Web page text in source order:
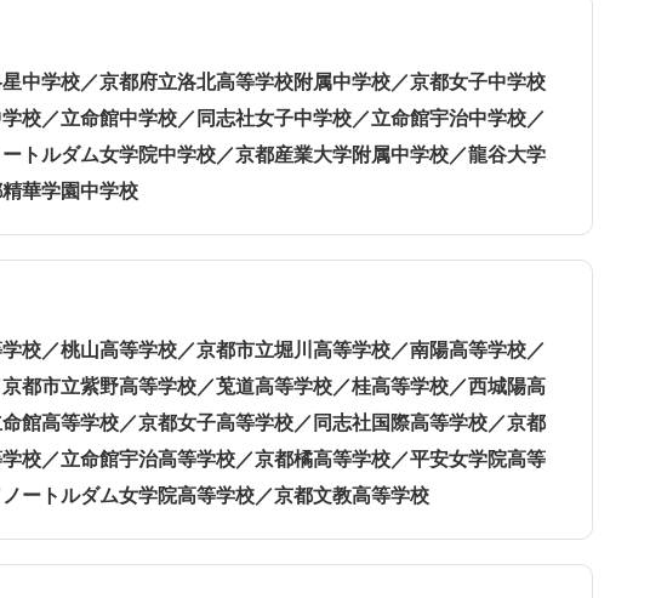
中学校／京都府立洛北高等学校附属中学校／京都女子中学校
校／立命館中学校／同志社女子中学校／立命館宇治中学校／
トルダム女学院中学校／京都産業大学附属中学校／龍谷大学
華学園中学校
校／桃山高等学校／京都市立堀川高等学校／南陽高等学校／
都市立紫野高等学校／莵道高等学校／桂高等学校／西城陽高
館高等学校／京都女子高等学校／同志社国際高等学校／京都
校／立命館宇治高等学校／京都橘高等学校／平安女学院高等
ートルダム女学院高等学校／京都文教高等学校